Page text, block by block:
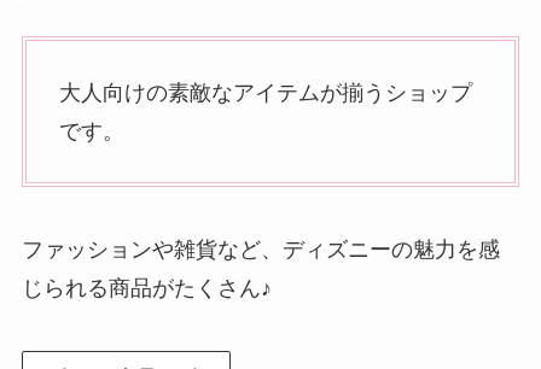
大人向けの素敵なアイテムが揃うショップ
です。
ファッションや雑貨など、ディズニーの魅力を感
じられる商品がたくさん♪